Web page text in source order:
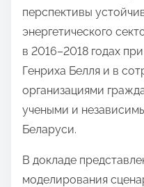
перспективы
энергетического
в 2016–2018 годах
Генриха Белля и в
организациями
учеными и
Беларуси.
В докладе
моделирования